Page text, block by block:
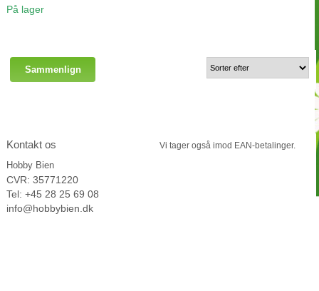
På lager
Kontakt os
Hobby Bien
CVR: 35771220
Tel: +45 28 25 69 08
info@hobbybien.dk
Vi tager også imod EAN-betalinger.